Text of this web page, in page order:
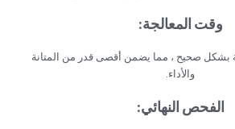
‏وقت المعالجة:‏
بشكل صحيح ، مما يضمن أقصى قدر من المتانة
والأداء.‏
‏الفحص النهائي:‏